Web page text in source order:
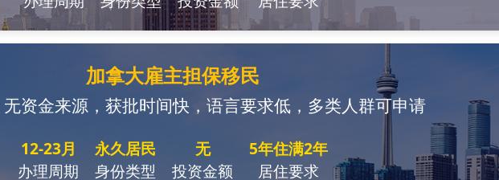
加拿大雇主担保移民
资金来源，获批时间快，语言要求低，多类人群可申请
12-23月
办理周期
永久居民
身份类型
无
投资金额
5年住满2年
居住要求